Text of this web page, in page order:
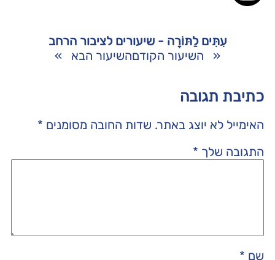
עִתִּים לַתּוֹרָה - שיעורים לציבור הרחב
« השיעור הקודםהשיעור הבא »
כתיבת תגובה
האימייל לא יוצג באתר. שדות החובה מסומנים *
התגובה שלך *
שם *